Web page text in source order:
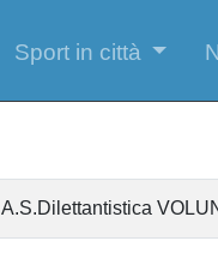
Sport in città
A.S.Dilettantistica